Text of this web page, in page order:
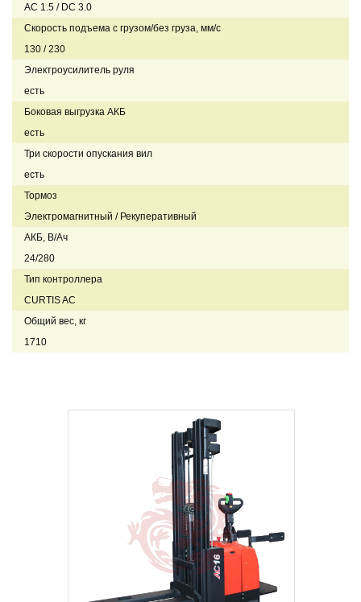
AC 1.5 / DC 3.0
Скорость подъема с грузом/без груза, мм/с
130 / 230
Электроусилитель руля
есть
Боковая выгрузка АКБ
есть
Три скорости опускания вил
есть
Тормоз
Электромагнитный / Рекуперативный
АКБ, В/Ач
24/280
Тип контроллера
CURTIS AC
Общий вес, кг
1710